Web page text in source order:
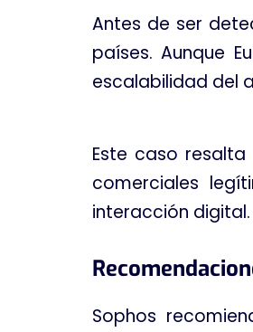
Antes de ser
países. Aunque
escalabilidad del
Este caso
comerciales
interacción digital.
Sophos